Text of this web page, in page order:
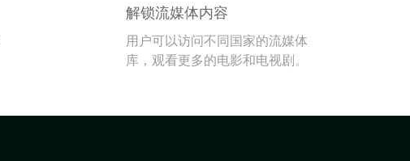
解锁流媒体内容
用户可以访问不同国家的流媒体
库，观看更多的电影和电视剧。